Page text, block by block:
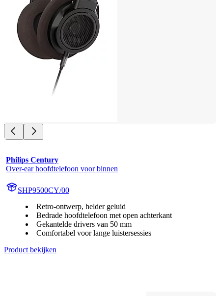
Philips Century
Over-ear hoofdtelefoon voor binnen
SHP9500CY/00
Retro-ontwerp, helder geluid
Bedrade hoofdtelefoon met open achterkant
Gekantelde drivers van 50 mm
Comfortabel voor lange luistersessies
Product bekijken